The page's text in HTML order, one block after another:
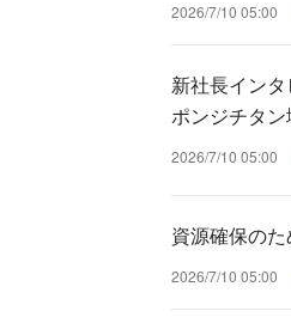
2026/7/10 05:00
新社長イン
ポンジチタン
2026/7/10 05:00
資源確保の
2026/7/10 05:00